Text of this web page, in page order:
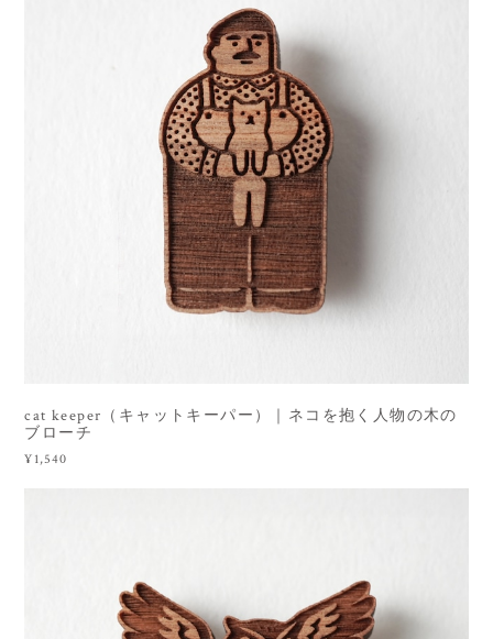
cat keeper（キャットキーパー）｜ネコを抱く人物の木の
ブローチ
¥1,540